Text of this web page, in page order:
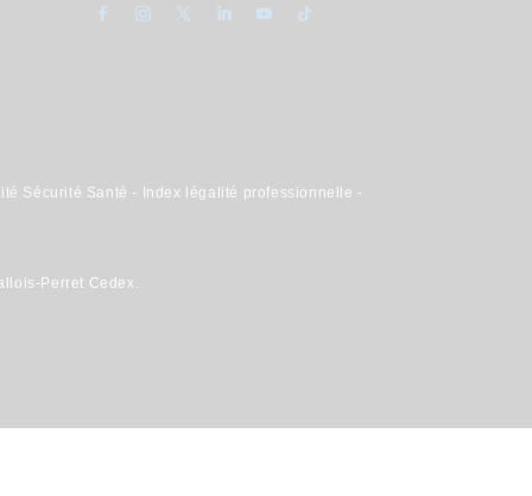
Sécurité Santé - Index légalité professionnelle -
Perret Cedex.